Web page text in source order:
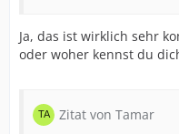
Ja, das ist wirklich sehr
oder woher kennst du
Zitat von Tamar